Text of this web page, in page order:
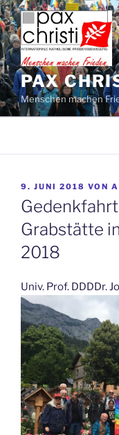
Zum
Inhalt
springen
PAX
Menschen machen
VERÖFFENTLICHT
AM
9. JUNI 2018 VON
Grabstätte
2018
Univ. Prof. DDDDr.